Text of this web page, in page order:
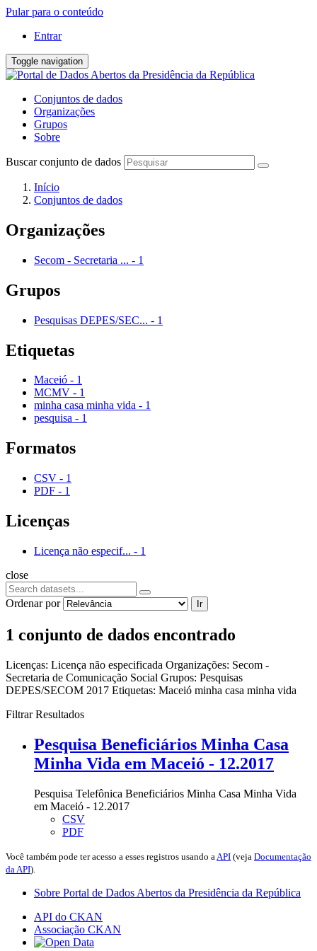
Pular para o conteúdo
Entrar
Toggle navigation
Conjuntos de dados
Organizações
Grupos
Sobre
Buscar conjunto de dados
Início
Conjuntos de dados
Organizações
Secom - Secretaria ... - 1
Grupos
Pesquisas DEPES/SEC... - 1
Etiquetas
Maceió - 1
MCMV - 1
minha casa minha vida - 1
pesquisa - 1
Formatos
CSV - 1
PDF - 1
Licenças
Licença não especif... - 1
close
Ordenar por Ir
1 conjunto de dados encontrado
Licenças: Licença não especificada Organizações: Secom -
Secretaria de Comunicação Social Grupos: Pesquisas
DEPES/SECOM 2017 Etiquetas: Maceió minha casa minha vida
Filtrar Resultados
Pesquisa Beneficiários Minha Casa
Minha Vida em Maceió - 12.2017
Pesquisa Telefônica Beneficiários Minha Casa Minha Vida
em Maceió - 12.2017
CSV
PDF
Você também pode ter acesso a esses registros usando a API (veja Documentação
da API).
Sobre Portal de Dados Abertos da Presidência da República
API do CKAN
Associação CKAN